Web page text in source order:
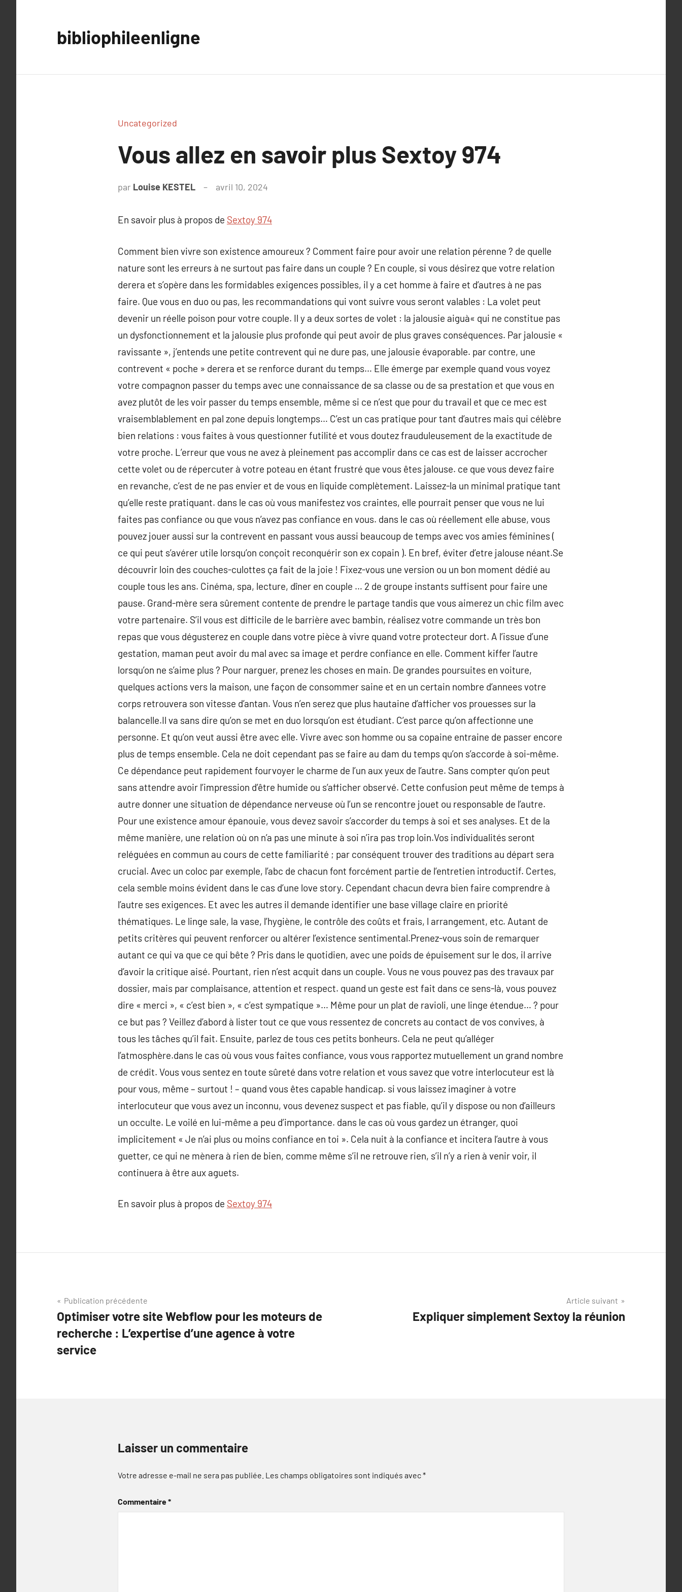
bibliophileenligne
Uncategorized
Vous allez en savoir plus Sextoy 974
par Louise KESTEL avril 10, 2024
En savoir plus à propos de Sextoy 974
Comment bien vivre son existence amoureux ? Comment faire pour avoir une relation pérenne ? de quelle
nature sont les erreurs à ne surtout pas faire dans un couple ? En couple, si vous désirez que votre relation
derera et s’opère dans les formidables exigences possibles, il y a cet homme à faire et d’autres à ne pas
faire. Que vous en duo ou pas, les recommandations qui vont suivre vous seront valables : La volet peut
devenir un réelle poison pour votre couple. Il y a deux sortes de volet : la jalousie aiguà« qui ne constitue pas
un dysfonctionnement et la jalousie plus profonde qui peut avoir de plus graves conséquences. Par jalousie «
ravissante », j’entends une petite contrevent qui ne dure pas, une jalousie évaporable. par contre, une
contrevent « poche » derera et se renforce durant du temps… Elle émerge par exemple quand vous voyez
votre compagnon passer du temps avec une connaissance de sa classe ou de sa prestation et que vous en
avez plutôt de les voir passer du temps ensemble, même si ce n’est que pour du travail et que ce mec est
vraisemblablement en pal zone depuis longtemps… C’est un cas pratique pour tant d’autres mais qui célèbre
bien relations : vous faites à vous questionner futilité et vous doutez frauduleusement de la exactitude de
votre proche. L’erreur que vous ne avez à pleinement pas accomplir dans ce cas est de laisser accrocher
cette volet ou de répercuter à votre poteau en étant frustré que vous êtes jalouse. ce que vous devez faire
en revanche, c’est de ne pas envier et de vous en liquide complètement. Laissez-la un minimal pratique tant
qu’elle reste pratiquant. dans le cas où vous manifestez vos craintes, elle pourrait penser que vous ne lui
faites pas confiance ou que vous n’avez pas confiance en vous. dans le cas où réellement elle abuse, vous
pouvez jouer aussi sur la contrevent en passant vous aussi beaucoup de temps avec vos amies féminines (
ce qui peut s’avérer utile lorsqu’on conçoit reconquérir son ex copain ). En bref, éviter d’etre jalouse néant.Se
découvrir loin des couches-culottes ça fait de la joie ! Fixez-vous une version ou un bon moment dédié au
couple tous les ans. Cinéma, spa, lecture, dîner en couple … 2 de groupe instants suffisent pour faire une
pause. Grand-mère sera sûrement contente de prendre le partage tandis que vous aimerez un chic film avec
votre partenaire. S’il vous est difficile de le barrière avec bambin, réalisez votre commande un très bon
repas que vous dégusterez en couple dans votre pièce à vivre quand votre protecteur dort. A l’issue d’une
gestation, maman peut avoir du mal avec sa image et perdre confiance en elle. Comment kiffer l’autre
lorsqu’on ne s’aime plus ? Pour narguer, prenez les choses en main. De grandes poursuites en voiture,
quelques actions vers la maison, une façon de consommer saine et en un certain nombre d’annees votre
corps retrouvera son vitesse d’antan. Vous n’en serez que plus hautaine d’afficher vos prouesses sur la
balancelle.Il va sans dire qu’on se met en duo lorsqu’on est étudiant. C’est parce qu’on affectionne une
personne. Et qu’on veut aussi être avec elle. Vivre avec son homme ou sa copaine entraine de passer encore
plus de temps ensemble. Cela ne doit cependant pas se faire au dam du temps qu’on s’accorde à soi-même.
Ce dépendance peut rapidement fourvoyer le charme de l’un aux yeux de l’autre. Sans compter qu’on peut
sans attendre avoir l’impression d’être humide ou s’afficher observé. Cette confusion peut même de temps à
autre donner une situation de dépendance nerveuse où l’un se rencontre jouet ou responsable de l’autre.
Pour une existence amour épanouie, vous devez savoir s’accorder du temps à soi et ses analyses. Et de la
même manière, une relation où on n’a pas une minute à soi n’ira pas trop loin.Vos individualités seront
reléguées en commun au cours de cette familiarité ; par conséquent trouver des traditions au départ sera
crucial. Avec un coloc par exemple, l’abc de chacun font forcément partie de l’entretien introductif. Certes,
cela semble moins évident dans le cas d’une love story. Cependant chacun devra bien faire comprendre à
l’autre ses exigences. Et avec les autres il demande identifier une base village claire en priorité
thématiques. Le linge sale, la vase, l’hygiène, le contrôle des coûts et frais, l arrangement, etc. Autant de
petits critères qui peuvent renforcer ou altérer l’existence sentimental.Prenez-vous soin de remarquer
autant ce qui va que ce qui bête ? Pris dans le quotidien, avec une poids de épuisement sur le dos, il arrive
d’avoir la critique aisé. Pourtant, rien n’est acquit dans un couple. Vous ne vous pouvez pas des travaux par
dossier, mais par complaisance, attention et respect. quand un geste est fait dans ce sens-là, vous pouvez
dire « merci », « c’est bien », « c’est sympatique »… Même pour un plat de ravioli, une linge étendue… ? pour
ce but pas ? Veillez d’abord à lister tout ce que vous ressentez de concrets au contact de vos convives, à
tous les tâches qu’il fait. Ensuite, parlez de tous ces petits bonheurs. Cela ne peut qu’alléger
l’atmosphère.dans le cas où vous vous faites confiance, vous vous rapportez mutuellement un grand nombre
de crédit. Vous vous sentez en toute sûreté dans votre relation et vous savez que votre interlocuteur est là
pour vous, même – surtout ! – quand vous êtes capable handicap. si vous laissez imaginer à votre
interlocuteur que vous avez un inconnu, vous devenez suspect et pas fiable, qu’il y dispose ou non d’ailleurs
un occulte. Le voilé en lui-même a peu d’importance. dans le cas où vous gardez un étranger, quoi
implicitement « Je n’ai plus ou moins confiance en toi ». Cela nuit à la confiance et incitera l’autre à vous
guetter, ce qui ne mènera à rien de bien, comme même s’il ne retrouve rien, s’il n’y a rien à venir voir, il
continuera à être aux aguets.
En savoir plus à propos de Sextoy 974
Navigation
de
l’article
Publication précédente
Optimiser votre site Webflow pour les moteurs de
recherche : L’expertise d’une agence à votre
service
Article suivant
Expliquer simplement Sextoy la réunion
Laisser un commentaire
Votre adresse e-mail ne sera pas publiée. Les champs obligatoires sont indiqués avec*
Commentaire*